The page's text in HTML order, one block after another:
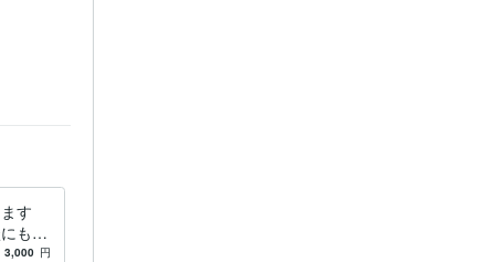
相続相談
す
も応
3,000 円